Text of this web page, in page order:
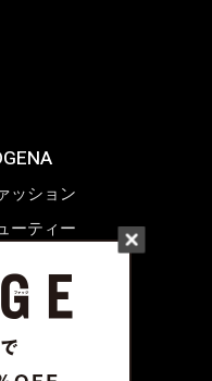
ッション
ーティー
フスタイル